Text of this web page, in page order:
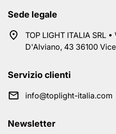
Sede legale
TOP LIGHT ITALIA SRL
D'Alviano, 43 36100
Servizio clienti
info@toplight-italia.com
Newsletter